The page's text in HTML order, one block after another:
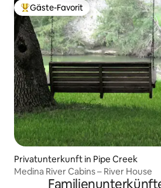
Beliebter Gäste-Favorit.
Gäste-Favorit
Privatunterkunft in Pipe Creek
Medina River Cabins – River House